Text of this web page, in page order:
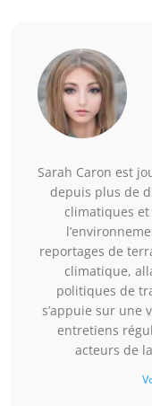
Sarah Caron est
depuis plus de
climatiques
reportages de
climatique,
politiques de
s’appuie sur une
entretiens
acteurs de